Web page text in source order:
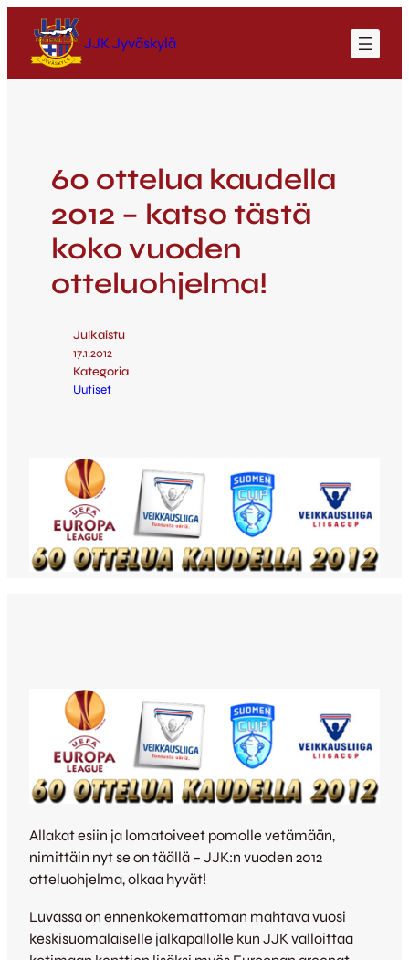
JJK Jyväskylä
60 ottelua kaudella
2012 – katso tästä
koko vuoden
otteluohjelma!
Julkaistu
17.1.2012
Kategoria
Uutiset
Allakat esiin ja lomatoiveet pomolle vetämään,
nimittäin nyt se on täällä – JJK:n vuoden 2012
otteluohjelma, olkaa hyvät!
Luvassa on ennenkokemattoman mahtava vuosi
keskisuomalaiselle jalkapallolle kun JJK valloittaa